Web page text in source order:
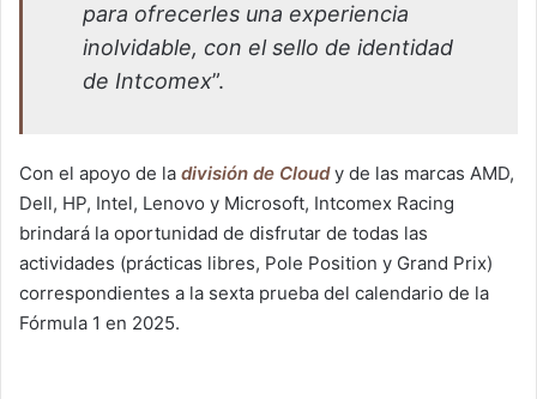
para ofrecerles una experiencia
inolvidable, con el sello de identidad
de Intcomex”.
Con el apoyo de la división de Cloudy de las marcas AMD,
Dell, HP, Intel, Lenovo y Microsoft, Intcomex Racing
brindará la oportunidad de disfrutar de todas las
actividades (prácticas libres, Pole Position y Grand Prix)
correspondientes a la sexta prueba del calendario de la
Fórmula 1 en 2025.